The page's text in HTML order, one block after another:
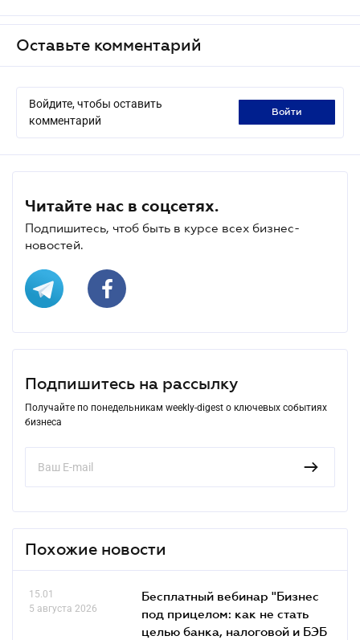
Оставьте комментарий
Войдите, чтобы оставить
комментарий
войти
Читайте нас в соцсетях.
Подпишитесь, чтоб быть в курсе всех бизнес-
новостей.
Подпишитесь на рассылку
Получайте по понедельникам weekly-digest о ключевых событиях
бизнеса
Похожие новости
15.01
5 августа 2026
Бесплатный вебинар "Бизнес
под прицелом: как не стать
целью банка, налоговой и БЭБ